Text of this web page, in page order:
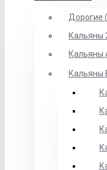
Дорогие
Кальяны
Кальяны
Кальяны